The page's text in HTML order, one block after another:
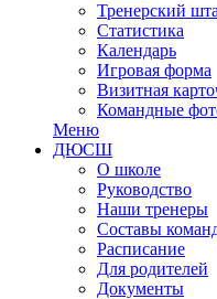
Тренерский
Статистика
Календарь
Игровая форма
Визитная
Командные
Меню
ДЮСШ
О школе
Руководство
Наши тренеры
Составы
Расписание
Для родителей
Документы